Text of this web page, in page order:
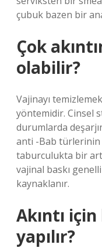
çubuk bazen bir
Çok
olabilir?
Vajinayı
yöntemidir. Cinsel
durumlarda
anti -Bab türlerinin
taburculukta bir
vajinal baskı
kaynaklanır.
Akıntı
yapılır?